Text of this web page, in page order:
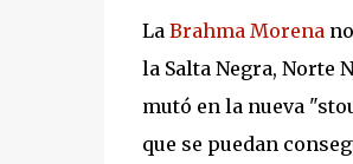
La Brahma Morenano
la Salta Negra, Norte
mutó en la nueva
que se puedan